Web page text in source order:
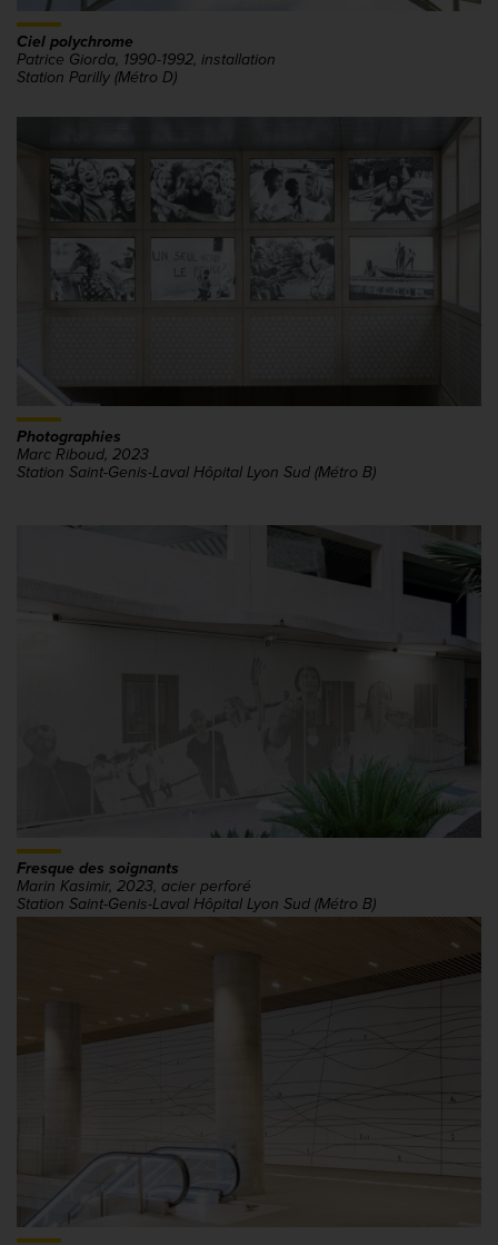
Ciel polychrome
Patrice Giorda, 1990-1992, installation
Station Parilly (Métro D)
Photographies
Marc Riboud, 2023
Station Saint-Genis-Laval Hôpital Lyon Sud (Métro B)
Fresque des soignants
Marin Kasimir, 2023, acier perforé
Station Saint-Genis-Laval Hôpital Lyon Sud (Métro B)